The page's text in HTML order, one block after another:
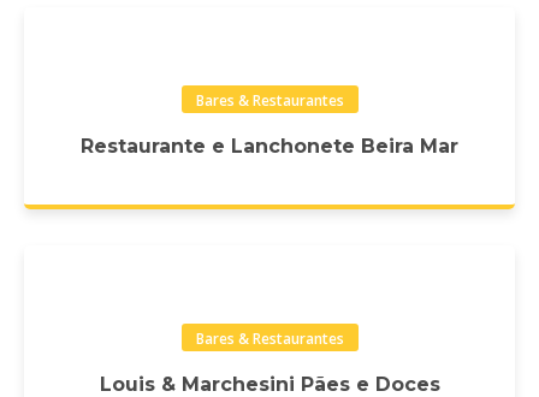
Bares & Restaurantes
Restaurante e Lanchonete Beira Mar
Bares & Restaurantes
Louis & Marchesini Pães e Doces